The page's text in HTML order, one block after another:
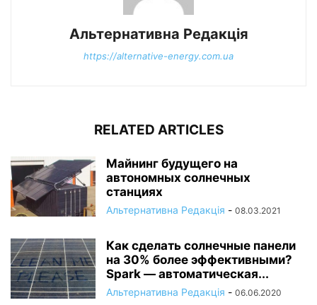
Альтернативна Редакція
https://alternative-energy.com.ua
RELATED ARTICLES
Майнинг будущего на
автономных солнечных
станциях
Альтернативна Редакція - 08.03.2021
Как сделать солнечные панели
на 30% более эффективными?
Spark — автоматическая...
Альтернативна Редакція - 06.06.2020